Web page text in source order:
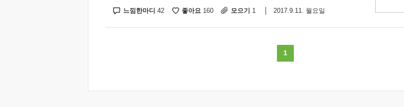
느낌한마디 42 좋아요 160 모으기 1 2017.9.11. 월요일
1